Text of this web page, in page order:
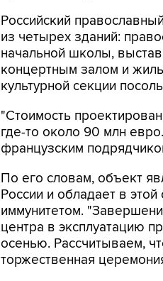
Российский
из четырех зданий:
начальной школы,
концертным залом и
культурной секции
"Стоимость
где-то около 90 млн
французским
По его словам, объект
России и обладает в
иммунитетом.
центра в эксплуатацию
осенью. Рассчитываем,
торжественная